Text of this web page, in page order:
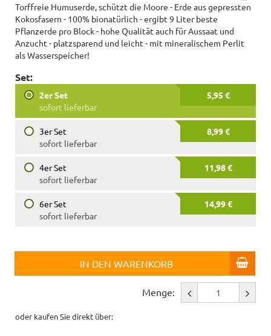
Torffreie Humuserde, schützt die Moore - Erde aus gepressten
Kokosfasern - 100% bionatürlich - ergibt 9 Liter beste
Pflanzerde pro Block - hohe Qualität auch für Aussaat und
Anzucht - platzsparend und leicht - mit mineralischem Perlit
als Wasserspeicher!
Set:
2er Set
5,95 €
sofort lieferbar
3er Set
8,99 €
sofort lieferbar
4er Set
11,98 €
sofort lieferbar
6er Set
14,99 €
sofort lieferbar
IN DEN WARENKORB
Menge:
oder kaufen Sie direkt über: